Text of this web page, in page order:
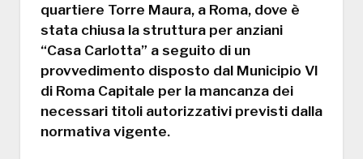
quartiere Torre Maura, a Roma, dove è
stata chiusa la struttura per anziani
“Casa Carlotta” a seguito di un
provvedimento disposto dal Municipio VI
di Roma Capitale per la mancanza dei
necessari titoli autorizzativi previsti dalla
normativa vigente.